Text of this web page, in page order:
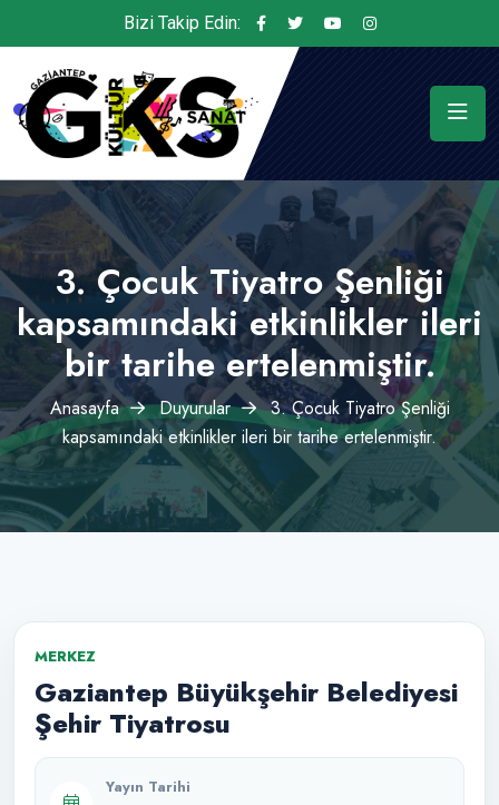
Bizi Takip Edin:
3. Çocuk Tiyatro Şenliği
kapsamındaki etkinlikler ileri
bir tarihe ertelenmiştir.
Anasayfa Duyurular
3. Çocuk Tiyatro Şenliği
kapsamındaki etkinlikler ileri bir tarihe ertelenmiştir.
MERKEZ
Gaziantep Büyükşehir Belediyesi
Şehir Tiyatrosu
Yayın Tarihi